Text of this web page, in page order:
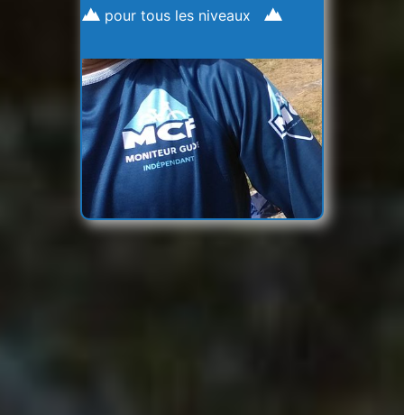
pour tous les niveaux